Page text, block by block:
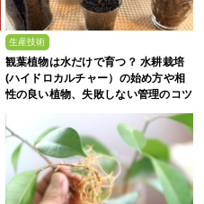
生産技術
観葉植物は水だけで育つ？ 水耕栽培
(ハイドロカルチャー）の始め方や相
性の良い植物、失敗しない管理のコツ
まで徹底解説